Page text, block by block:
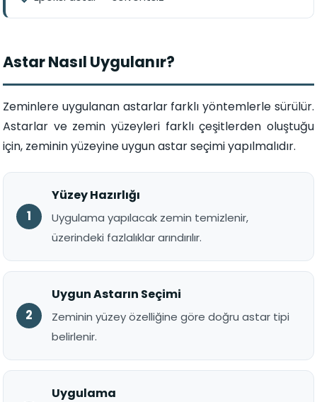
Astar Nasıl Uygulanır?
Zeminlere uygulanan astarlar farklı yöntemlerle sürülür.
Astarlar ve zemin yüzeyleri farklı çeşitlerden oluştuğu
için, zeminin yüzeyine uygun astar seçimi yapılmalıdır.
Yüzey Hazırlığı
Uygulama yapılacak zemin temizlenir,
üzerindeki fazlalıklar arındırılır.
Uygun Astarın Seçimi
Zeminin yüzey özelliğine göre doğru astar tipi
belirlenir.
Uygulama